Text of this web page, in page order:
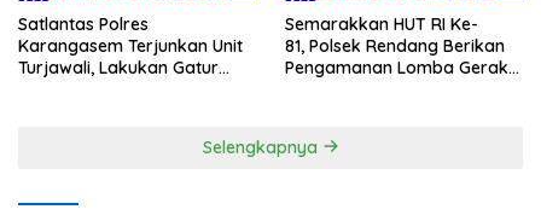
Satlantas Polres
Karangasem Terjunkan Unit
Turjawali, Lakukan Gatur
Semarakkan HUT RI Ke-
81, Polsek Rendang Berikan
Pengamanan Lomba Gerak
Selengkapnya